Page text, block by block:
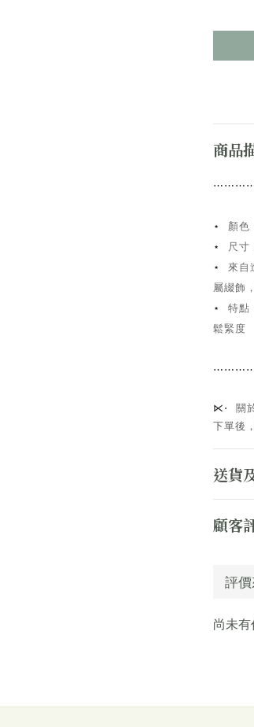
商品
⋯⋯
⋆ 顏色
⋆ 尺寸
⋆ 來自
屬綴飾
⋆ 特點
鬆緊度
⋯⋯
⋉⋅ 關
下單後
送貨
顧客
尚未